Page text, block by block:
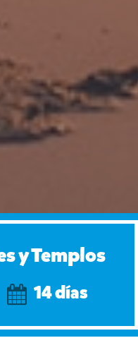
y Templos
14 días